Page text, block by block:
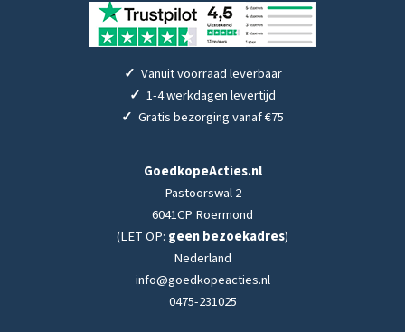
✓ Vanuit voorraad leverbaar
✓ 1-4 werkdagen levertijd
✓ Gratis bezorging vanaf €75
GoedkopeActies.nl
Pastoorswal 2
6041CP Roermond
(LET OP: geen bezoekadres)
Nederland
info@goedkopeacties.nl
0475-231025